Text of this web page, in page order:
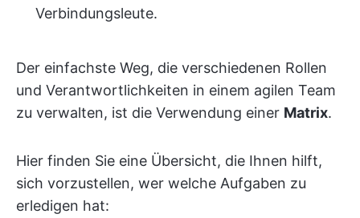
Verbindungsleute.
Der einfachste Weg, die verschiedenen Rollen
und Verantwortlichkeiten in einem agilen Team
zu verwalten, ist die Verwendung einer Matrix.
Hier finden Sie eine Übersicht, die Ihnen hilft,
sich vorzustellen, wer welche Aufgaben zu
erledigen hat: